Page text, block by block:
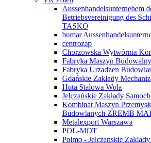
Aussenhandelsunternehem
Betriebsvereinigung des
TASKO
bumar
centrozap
Chorzowska Wytwórnia
Fabryka Maszyn
Fabryka Urzadzen
Gdańskie Zakłady
Huta Stalowa Wola
Jelczańskie Zakłady
Kombinat Maszyn
Budowlanych ZREMB
Metalexport Warszawa
POL-MOT
Polmo - Jelczanskie